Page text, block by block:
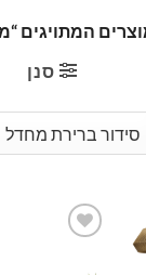
המתויגים
סנן